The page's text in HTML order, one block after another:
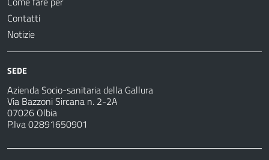
Contatti
Notizie
SEDE
Azienda Socio-sanitaria della Gallura
Via Bazzoni Sircana n. 2-2A
07026 Olbia
P.Iva 02891650901